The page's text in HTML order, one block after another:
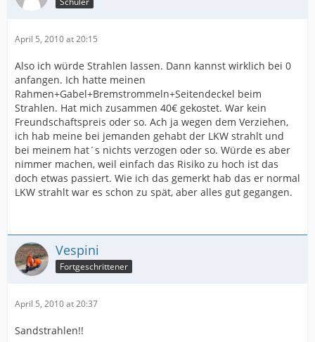
April 5, 2010 at 20:15
Also ich würde Strahlen lassen. Dann kannst wirklich bei 0
anfangen. Ich hatte meinen
Rahmen+Gabel+Bremstrommeln+Seitendeckel beim
Strahlen. Hat mich zusammen 40€ gekostet. War kein
Freundschaftspreis oder so. Ach ja wegen dem Verziehen,
ich hab meine bei jemanden gehabt der LKW strahlt und
bei meinem hat´s nichts verzogen oder so. Würde es aber
nimmer machen, weil einfach das Risiko zu hoch ist das
doch etwas passiert. Wie ich das gemerkt hab das er normal
LKW strahlt war es schon zu spät, aber alles gut gegangen.
Vespini
Fortgeschrittener
April 5, 2010 at 20:37
Sandstrahlen!!